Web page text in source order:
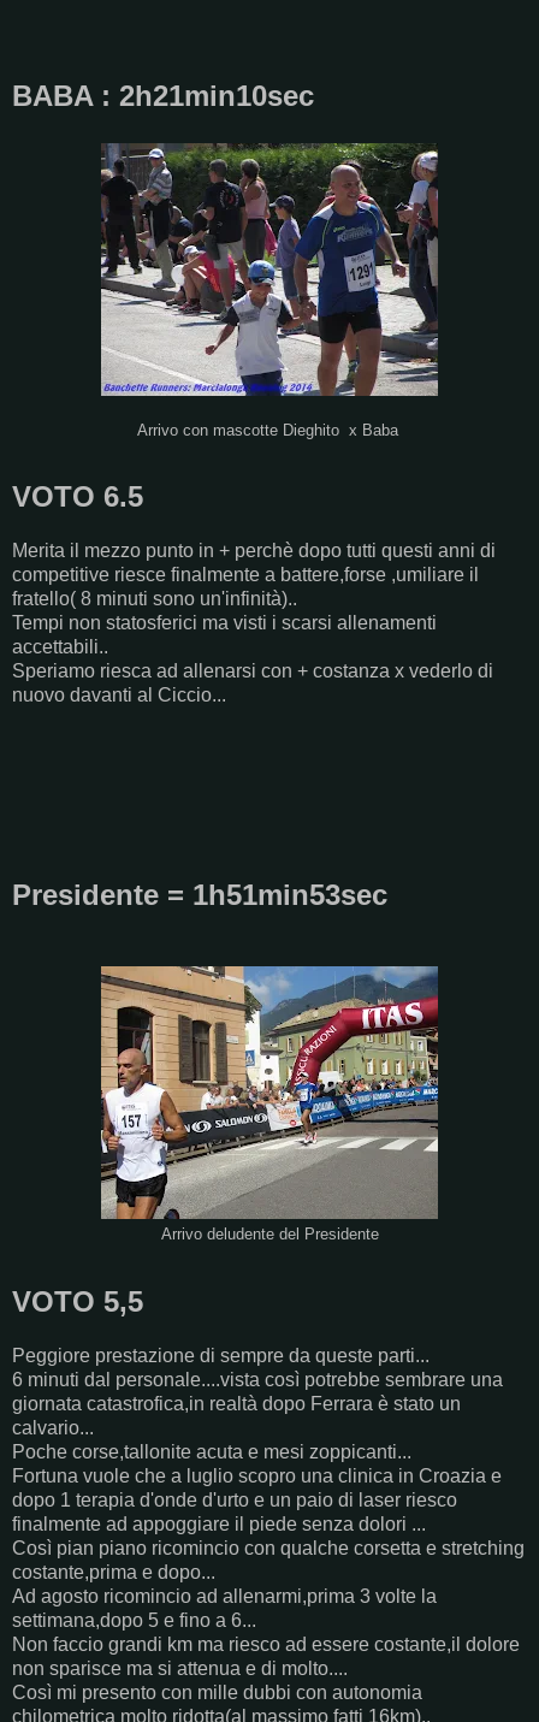
BABA : 2h21min10sec
Arrivo con mascotte Dieghito x Baba
VOTO 6.5
Merita il mezzo punto in + perchè dopo tutti questi anni di
competitive riesce finalmente a battere,forse ,umiliare il
fratello( 8 minuti sono un'infinità)..
Tempi non statosferici ma visti i scarsi allenamenti
accettabili..
Speriamo riesca ad allenarsi con + costanza x vederlo di
nuovo davanti al Ciccio...
Presidente = 1h51min53sec
Arrivo deludente del Presidente
VOTO 5,5
Peggiore prestazione di sempre da queste parti...
6 minuti dal personale....vista così potrebbe sembrare una
giornata catastrofica,in realtà dopo Ferrara è stato un
calvario...
Poche corse,tallonite acuta e mesi zoppicanti...
Fortuna vuole che a luglio scopro una clinica in Croazia e
dopo 1 terapia d'onde d'urto e un paio di laser riesco
finalmente ad appoggiare il piede senza dolori ...
Così pian piano ricomincio con qualche corsetta e stretching
costante,prima e dopo...
Ad agosto ricomincio ad allenarmi,prima 3 volte la
settimana,dopo 5 e fino a 6...
Non faccio grandi km ma riesco ad essere costante,il dolore
non sparisce ma si attenua e di molto....
Così mi presento con mille dubbi con autonomia
chilometrica molto ridotta(al massimo fatti 16km)..